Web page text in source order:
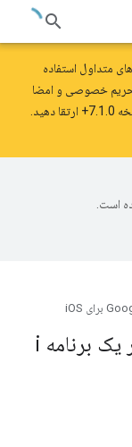
، اپل برای برنامه‌های iOS که از SDK‌های متداول استفاده
است.